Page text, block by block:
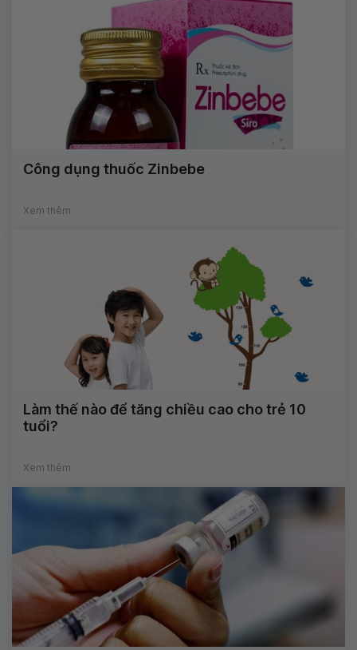
Công dụng thuốc Zinbebe
Xem thêm
Làm thế nào để tăng chiều cao cho trẻ 10
tuổi?
Xem thêm